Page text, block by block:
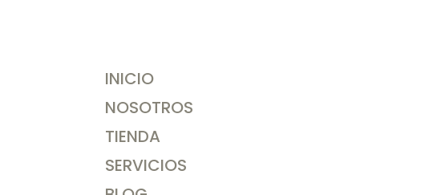
INICIO
NOSOTROS
TIENDA
SERVICIOS